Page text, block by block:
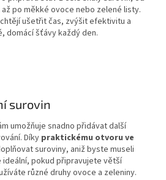
po měkké ovoce nebo zelené listy.
ušetřit čas, zvýšit efektivitu a
domácí šťávy každý den.
surovin
umožňuje snadno přidávat další
Díky praktickému otvoru ve
suroviny, aniž byste museli
pokud připravujete větší
různé druhy ovoce a zeleniny.